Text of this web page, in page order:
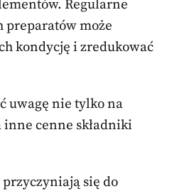
Regularne
może
kondycję i zredukować
uwagę nie tylko na
cenne składniki
przyczyniają się do